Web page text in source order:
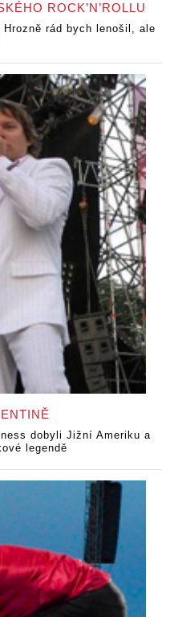
ROCK’N’ROLLU
rád bych lenošil, ale
dobyli Jižní Ameriku a
legendě